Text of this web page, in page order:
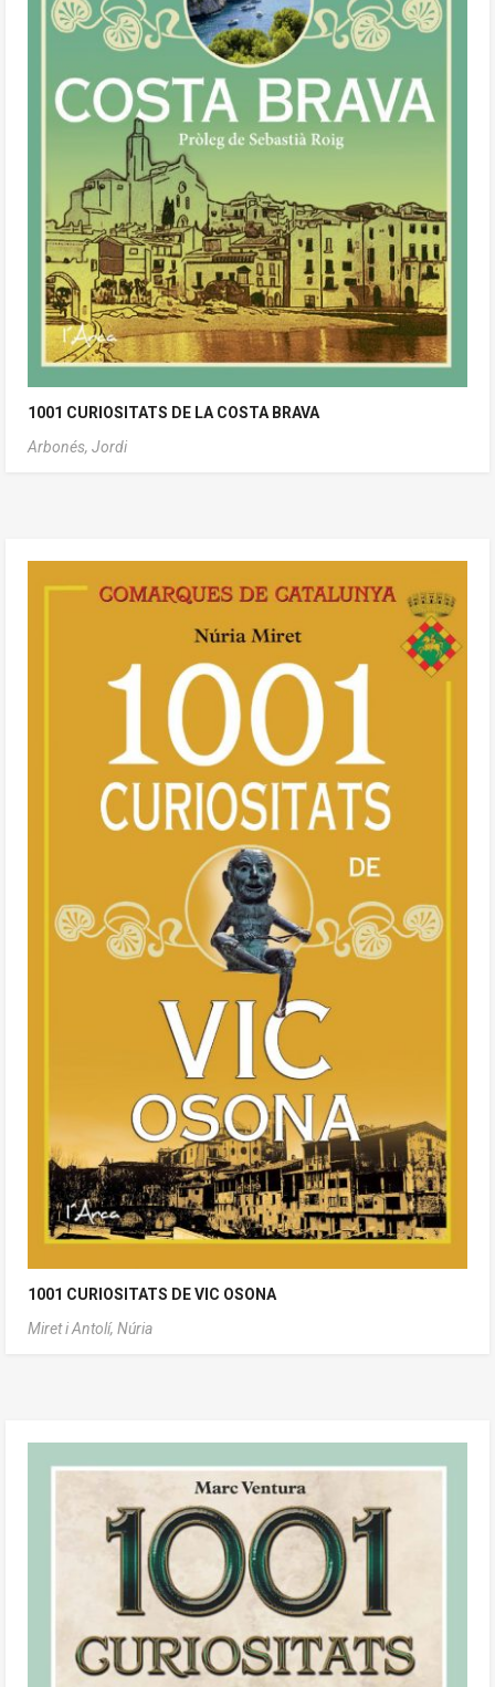
1001 CURIOSITATS DE LA COSTA BRAVA
Arbonés, Jordi
1001 CURIOSITATS DE VIC OSONA
Miret i Antolí, Núria